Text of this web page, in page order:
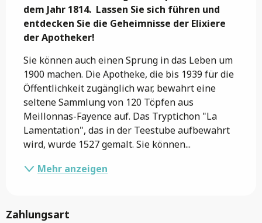
dem Jahr 1814.  Lassen Sie sich führen und
entdecken Sie die Geheimnisse der Elixiere
der Apotheker!
Sie können auch einen Sprung in das Leben um
1900 machen. Die Apotheke, die bis 1939 für die
Öffentlichkeit zugänglich war, bewahrt eine
seltene Sammlung von 120 Töpfen aus
Meillonnas-Fayence auf. Das Tryptichon "La
Lamentation", das in der Teestube aufbewahrt
wird, wurde 1527 gemalt. Sie können...
Mehr anzeigen
Zahlungsart